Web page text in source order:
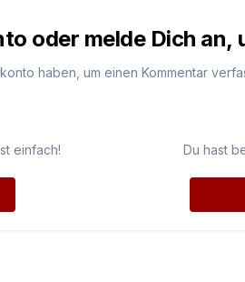
oder melde Dich an,
haben, um einen Kommentar
einfach! Du hast